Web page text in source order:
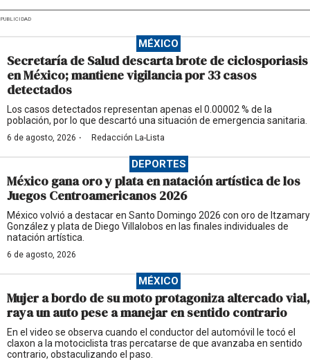
PUBLICIDAD
MÉXICO
Secretaría de Salud descarta brote de ciclosporiasis
en México; mantiene vigilancia por 33 casos
detectados
Los casos detectados representan apenas el 0.00002 % de la
población, por lo que descartó una situación de emergencia sanitaria.
6 de agosto, 2026 · Redacción La-Lista
DEPORTES
México gana oro y plata en natación artística de los
Juegos Centroamericanos 2026
México volvió a destacar en Santo Domingo 2026 con oro de Itzamary
González y plata de Diego Villalobos en las finales individuales de
natación artística.
6 de agosto, 2026
MÉXICO
Mujer a bordo de su moto protagoniza altercado vial,
raya un auto pese a manejar en sentido contrario
En el video se observa cuando el conductor del automóvil le tocó el
claxon a la motociclista tras percatarse de que avanzaba en sentido
contrario, obstaculizando el paso.